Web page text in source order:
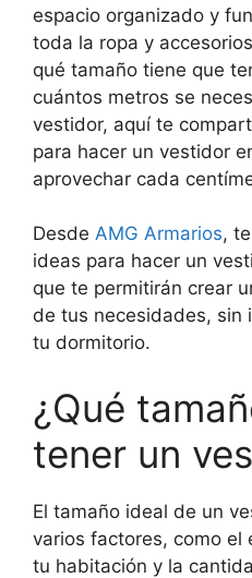
espacio organizado y
toda la ropa y
qué tamaño tiene que
cuántos metros se
vestidor, aquí te
para hacer un vestidor
aprovechar cada
Desde AMG Armarios,
ideas para hacer un
que te permitirán crear
de tus necesidades, sin
tu dormitorio.
¿Qué
tener un
El tamaño ideal de un
varios factores, como el
tu habitación y la